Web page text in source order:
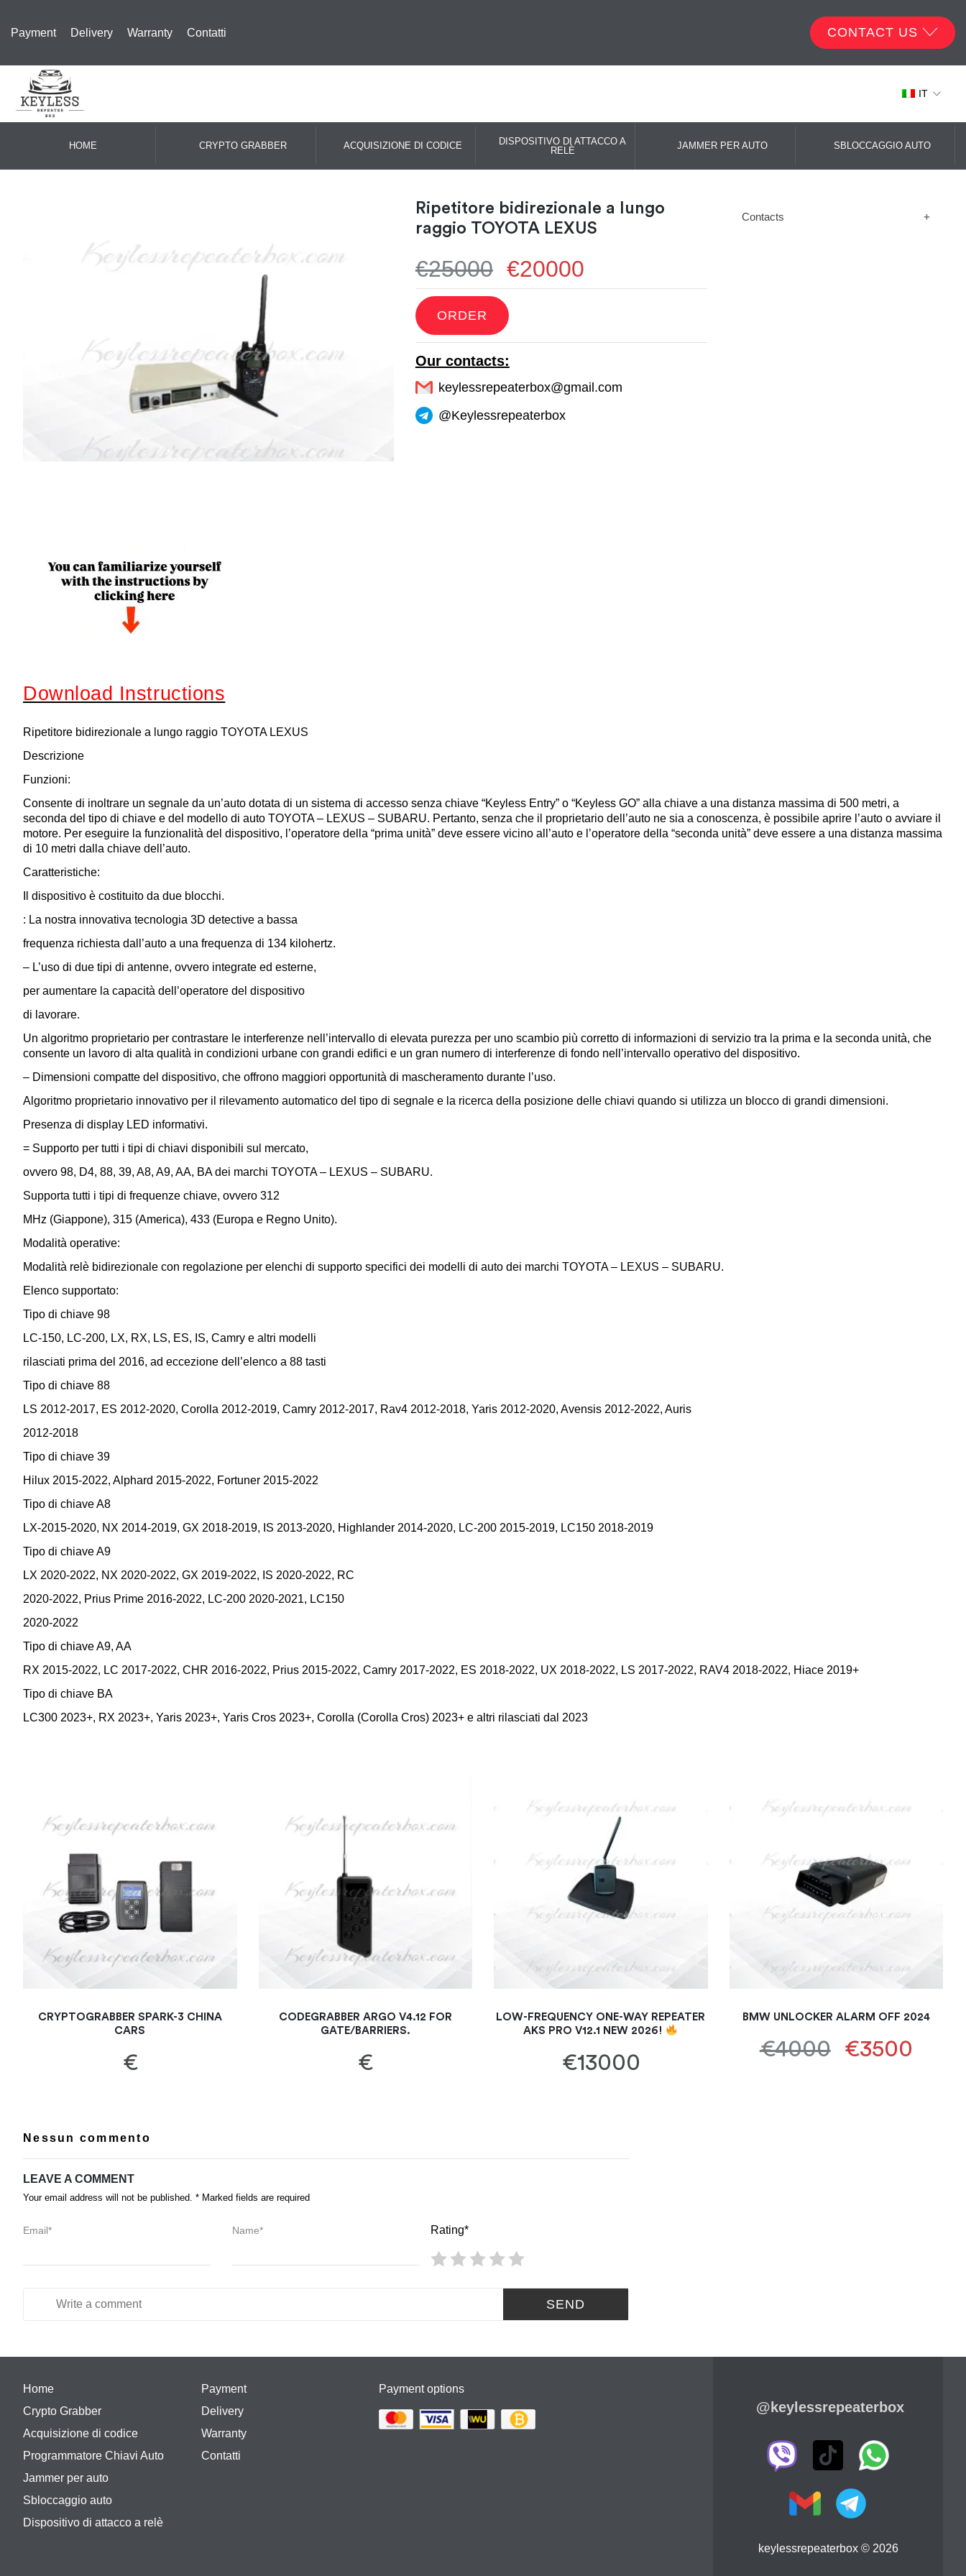
Payment Delivery Warranty Contatti CONTACT US
IT
HOME CRYPTO GRABBER ACQUISIZIONE DI CODICE
DISPOSITIVO DI ATTACCO A
RELÈ
JAMMER PER AUTO SBLOCCAGGIO AUTO
Ripetitore bidirezionale a lungo
raggio TOYOTA LEXUS
€25000 €20000
ORDER
Our contacts:
keylessrepeaterbox@gmail.com
@Keylessrepeaterbox
Contacts
Download Instructions
Ripetitore bidirezionale a lungo raggio TOYOTA LEXUS
Descrizione
Funzioni:
Consente di inoltrare un segnale da un’auto dotata di un sistema di accesso senza chiave “Keyless Entry” o “Keyless GO” alla chiave a una distanza massima di 500 metri, a
seconda del tipo di chiave e del modello di auto TOYOTA – LEXUS – SUBARU. Pertanto, senza che il proprietario dell’auto ne sia a conoscenza, è possibile aprire l’auto o avviare il
motore. Per eseguire la funzionalità del dispositivo, l’operatore della “prima unità” deve essere vicino all’auto e l’operatore della “seconda unità” deve essere a una distanza massima
di 10 metri dalla chiave dell’auto.
Caratteristiche:
Il dispositivo è costituito da due blocchi.
: La nostra innovativa tecnologia 3D detective a bassa
frequenza richiesta dall’auto a una frequenza di 134 kilohertz.
– L’uso di due tipi di antenne, ovvero integrate ed esterne,
per aumentare la capacità dell’operatore del dispositivo
di lavorare.
Un algoritmo proprietario per contrastare le interferenze nell’intervallo di elevata purezza per uno scambio più corretto di informazioni di servizio tra la prima e la seconda unità, che
consente un lavoro di alta qualità in condizioni urbane con grandi edifici e un gran numero di interferenze di fondo nell’intervallo operativo del dispositivo.
– Dimensioni compatte del dispositivo, che offrono maggiori opportunità di mascheramento durante l’uso.
Algoritmo proprietario innovativo per il rilevamento automatico del tipo di segnale e la ricerca della posizione delle chiavi quando si utilizza un blocco di grandi dimensioni.
Presenza di display LED informativi.
= Supporto per tutti i tipi di chiavi disponibili sul mercato,
ovvero 98, D4, 88, 39, A8, A9, AA, BA dei marchi TOYOTA – LEXUS – SUBARU.
Supporta tutti i tipi di frequenze chiave, ovvero 312
MHz (Giappone), 315 (America), 433 (Europa e Regno Unito).
Modalità operative:
Modalità relè bidirezionale con regolazione per elenchi di supporto specifici dei modelli di auto dei marchi TOYOTA – LEXUS – SUBARU.
Elenco supportato:
Tipo di chiave 98
LC-150, LC-200, LX, RX, LS, ES, IS, Camry e altri modelli
rilasciati prima del 2016, ad eccezione dell’elenco a 88 tasti
Tipo di chiave 88
LS 2012-2017, ES 2012-2020, Corolla 2012-2019, Camry 2012-2017, Rav4 2012-2018, Yaris 2012-2020, Avensis 2012-2022, Auris
2012-2018
Tipo di chiave 39
Hilux 2015-2022, Alphard 2015-2022, Fortuner 2015-2022
Tipo di chiave A8
LX-2015-2020, NX 2014-2019, GX 2018-2019, IS 2013-2020, Highlander 2014-2020, LC-200 2015-2019, LC150 2018-2019
Tipo di chiave A9
LX 2020-2022, NX 2020-2022, GX 2019-2022, IS 2020-2022, RC
2020-2022, Prius Prime 2016-2022, LC-200 2020-2021, LC150
2020-2022
Tipo di chiave A9, AA
RX 2015-2022, LC 2017-2022, CHR 2016-2022, Prius 2015-2022, Camry 2017-2022, ES 2018-2022, UX 2018-2022, LS 2017-2022, RAV4 2018-2022, Hiace 2019+
Tipo di chiave BA
LC300 2023+, RX 2023+, Yaris 2023+, Yaris Cros 2023+, Corolla (Corolla Cros) 2023+ e altri rilasciati dal 2023
CRYPTOGRABBER SPARK-3 CHINA
CARS
€
CODEGRABBER ARGO V4.12 FOR
GATE/BARRIERS.
€
LOW-FREQUENCY ONE-WAY REPEATER
AKS PRO V12.1 NEW 2026!
€13000
BMW UNLOCKER ALARM OFF 2024
€4000 €3500
Nessun commento
LEAVE A COMMENT
Your email address will not be published. * Marked fields are required
Email* Name* Rating*
SEND
Home
Crypto Grabber
Acquisizione di codice
Programmatore Chiavi Auto
Jammer per auto
Sbloccaggio auto
Dispositivo di attacco a relè
Payment
Delivery
Warranty
Contatti
Payment options
@keylessrepeaterbox
keylessrepeaterbox © 2026